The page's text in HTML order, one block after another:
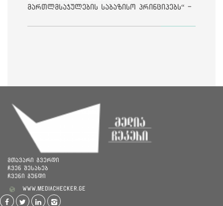
მართლმსაჯულების საბაზისო პრინციპებს“ -
მთავარი გვერდი
ჩვენ შესახებ
ჩვენი გუნდი
www.mediachecker.ge